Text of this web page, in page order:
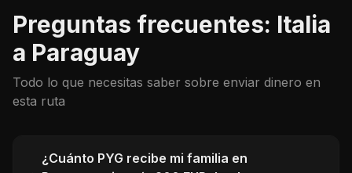
Preguntas frecuentes: Italia
a Paraguay
Todo lo que necesitas saber sobre enviar dinero en
esta ruta
¿Cuánto PYG recibe mi familia en